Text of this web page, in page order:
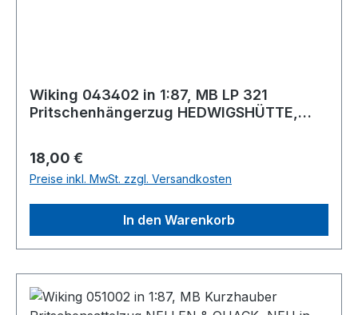
Wiking 043402 in 1:87, MB LP 321
Pritschenhängerzug HEDWIGSHÜTTE,
Regulärer Preis:
18,00 €
Preise inkl. MwSt. zzgl. Versandkosten
In den Warenkorb